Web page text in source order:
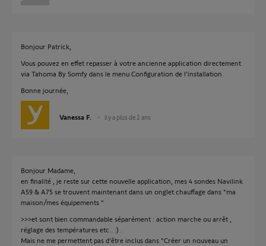
Bonjour Patrick,
Vous pouvez en effet repasser à votre ancienne application directement
via Tahoma By Somfy dans le menu Configuration de l'installation.
Bonne journée,
Vanessa F. il y a plus de 2 ans
Bonjour Madame,
en finalité , je reste sur cette nouvelle application, mes 4 sondes Navilink
A59 & A75 se trouvent maintenant dans un onglet chauffage dans "ma
maison/mes équipements "
>>>et sont bien commandable séparément : action marche ou arrêt ,
réglage des températures etc.. :) .
Mais ne me permettent pas d'être inclus dans "Créer un nouveau un